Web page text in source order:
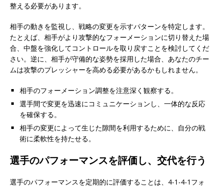
整える必要があります。
相手の動きを監視し、戦略の変更を示すパターンを特定します。
たとえば、相手がより攻撃的なフォーメーションに切り替えた場
合、中盤を強化してコントロールを取り戻すことを検討してくだ
さい。逆に、相手が守備的な姿勢を採用した場合、あなたのチー
ムは攻撃のプレッシャーを高める必要があるかもしれません。
相手のフォーメーション調整を注意深く観察する。
選手間で変更を迅速にコミュニケーションし、一体的な反応
を確保する。
相手の変更によって生じた隙間を利用するために、自分の戦
術に柔軟性を持たせる。
選手のパフォーマンスを評価し、交代を行う
選手のパフォーマンスを定期的に評価することは、4-1-4-1フォ